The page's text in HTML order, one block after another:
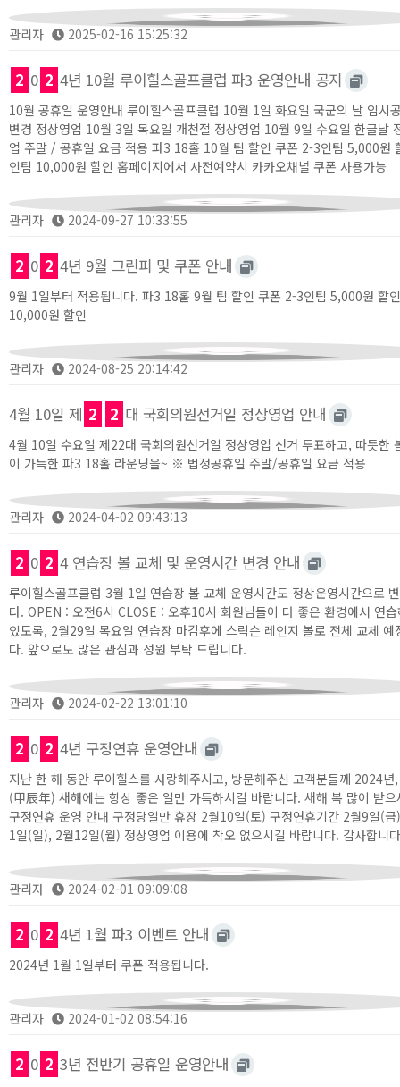
관리자 2025-02-16 15:25:32
2 0 2 4년 10월 루이힐스골프클럽 파3 운영안내 공지
10월 공휴일 운영안내 루이힐스골프클럽 10월 1일 화요일 국군의 날 임시
변경 정상영업 10월 3일 목요일 개천절 정상영업 10월 9일 수요일 한글날
업 주말 / 공휴일 요금 적용 파3 18홀 10월 팀 할인 쿠폰 2-3인팀 5,000원
인팀 10,000원 할인 홈페이지에서 사전예약시 카카오채널 쿠폰 사용가능
관리자 2024-09-27 10:33:55
2 0 2 4년 9월 그린피 및 쿠폰 안내
9월 1일부터 적용됩니다. 파3 18홀 9월 팀 할인 쿠폰 2-3인팀 5,000원 할
10,000원 할인
관리자 2024-08-25 20:14:42
4월 10일 제 2 2 대 국회의원선거일 정상영업 안내
4월 10일 수요일 제22대 국회의원선거일 정상영업 선거 투표하고, 따듯한
이 가득한 파3 18홀 라운딩을~ ※ 법정공휴일 주말/공휴일 요금 적용
관리자 2024-04-02 09:43:13
2 0 2 4 연습장 볼 교체 및 운영시간 변경 안내
루이힐스골프클럽 3월 1일 연습장 볼 교체 운영시간도 정상운영시간으로
다. OPEN : 오전6시 CLOSE : 오후10시 회원님들이 더 좋은 환경에서 연
있도록, 2월29일 목요일 연습장 마감후에 스릭슨 레인지 볼로 전체 교체 예
다. 앞으로도 많은 관심과 성원 부탁 드립니다.
관리자 2024-02-22 13:01:10
2 0 2 4년 구정연휴 운영안내
지난 한 해 동안 루이힐스를 사랑해주시고, 방문해주신 고객분들께 2024년
(甲辰年) 새해에는 항상 좋은 일만 가득하시길 바랍니다. 새해 복 많이 받으
구정연휴 운영 안내 구정당일만 휴장 2월10일(토) 구정연휴기간 2월9일(
1일(일), 2월12일(월) 정상영업 이용에 착오 없으시길 바랍니다. 감사합니
관리자 2024-02-01 09:09:08
2 0 2 4년 1월 파3 이벤트 안내
2024년 1월 1일부터 쿠폰 적용됩니다.
관리자 2024-01-02 08:54:16
2 0 2 3년 전반기 공휴일 운영안내